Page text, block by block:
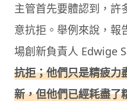
主管首先要體認到，許
意抗拒。舉例來說，報
場創新負責人 Edwige
抗拒；他們只是精疲力
新，但他們已經耗盡了